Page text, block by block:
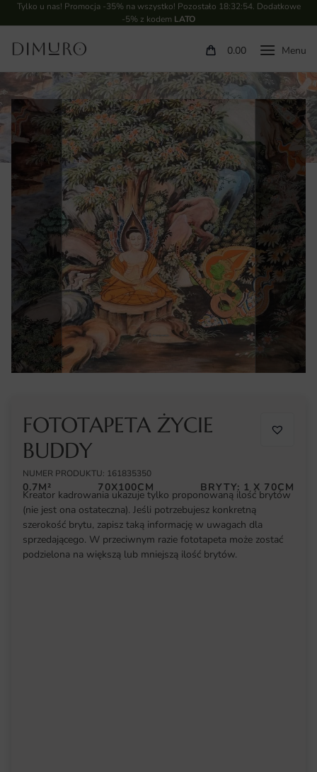
Tylko u nas! Promocja -35% na wszystko! Pozostało 18:32:53. Dodatkowe
-5% z kodem LATO
0.00
FOTOTAPETA ŻYCIE
BUDDY
NUMER PRODUKTU: 161835350
0.7M² 70X100CM BRYTY: 1 X 70CM
Kreator kadrowania ukazuje tylko proponowaną ilość brytów
(nie jest ona ostateczna). Jeśli potrzebujesz konkretną
szerokość brytu, zapisz taką informację w uwagach dla
sprzedającego. W przeciwnym razie fototapeta może zostać
podzielona na większą lub mniejszą ilość brytów.